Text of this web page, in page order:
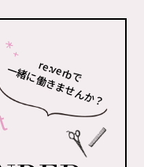
re:verbで
一緒に働きませんか？